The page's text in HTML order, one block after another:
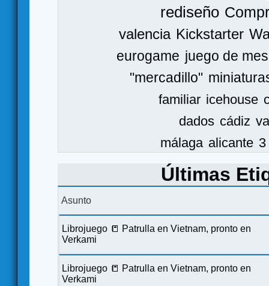
rediseño
valencia Kickstarter
eurogame juego de
"mercadillo"
familiar icehouse
dados cádiz
málaga alicante
Últimas
Asunto
Librojuego 📒 Patrulla en Vietnam, pronto en
Verkami
Librojuego 📒 Patrulla en Vietnam, pronto en
Verkami